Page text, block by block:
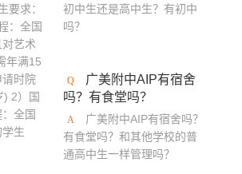
学 美国林林艺术设计学院
美国旧金山艺术学院
艾米丽卡尔艺术与设计大学
京都艺术大学 罗切斯特理工学院
英国密德萨斯大学
要求：
：全国
艺术
年满15
请时院
) 2）国
全国
生
初中生还是高中生？有初中
吗？
广美附中AIP有宿舍
吗？有食堂吗？
广美附中AIP有宿舍吗？
有食堂吗？和其他学校的普
通高中生一样管理吗？